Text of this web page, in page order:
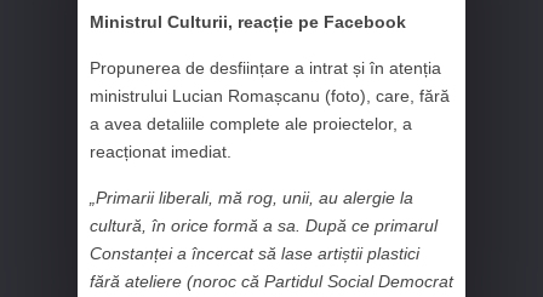
Ministrul Culturii, reacție pe Facebook
Propunerea de desființare a intrat și în atenția
ministrului Lucian Romașcanu (foto), care, fără
a avea detaliile complete ale proiectelor, a
reacționat imediat.
„Primarii liberali, mă rog, unii, au alergie la
cultură, în orice formă a sa. După ce primarul
Constanței a încercat să lase artiștii plastici
fără ateliere (noroc că Partidul Social Democrat